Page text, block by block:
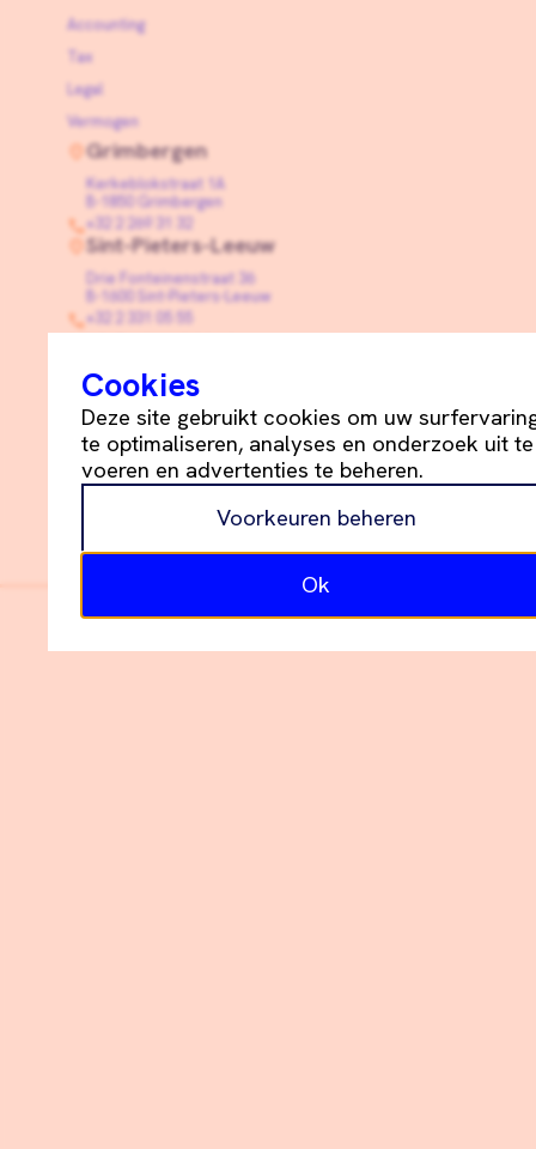
Accounting
Tax
Legal
Vermogen
Grimbergen
Kerkeblokstraat 1A
B-1850 Grimbergen
+32 2 269 31 32
Sint-Pieters-Leeuw
Drie Fonteinenstraat 36
B-1600 Sint-Pieters-Leeuw
+32 2 331 05 55
Linkedin
Privacybeleid
Cookies
Deze site gebruikt cookies om uw
te optimaliseren, analyses en onderzoek uit te
voeren en advertenties te beheren.
Voorkeuren beheren
Ok